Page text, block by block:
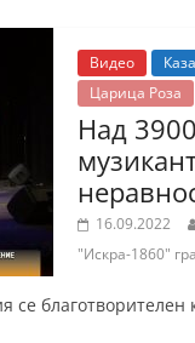
Видео
Царица Роза
Над
16.09.2022
"Искра-1860"
се